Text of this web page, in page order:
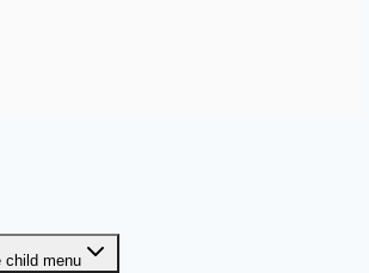
child menu